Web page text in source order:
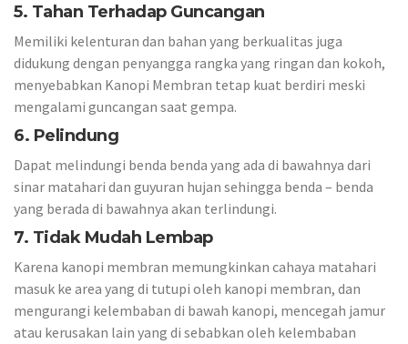
5. Tahan Terhadap Guncangan
Memiliki kelenturan dan bahan yang berkualitas juga
didukung dengan penyangga rangka yang ringan dan kokoh,
menyebabkan Kanopi Membran tetap kuat berdiri meski
mengalami guncangan saat gempa.
6. Pelindung
Dapat melindungi benda benda yang ada di bawahnya dari
sinar matahari dan guyuran hujan sehingga benda – benda
yang berada di bawahnya akan terlindungi.
7. Tidak Mudah Lembap
Karena kanopi membran memungkinkan cahaya matahari
masuk ke area yang di tutupi oleh kanopi membran, dan
mengurangi kelembaban di bawah kanopi, mencegah jamur
atau kerusakan lain yang di sebabkan oleh kelembaban